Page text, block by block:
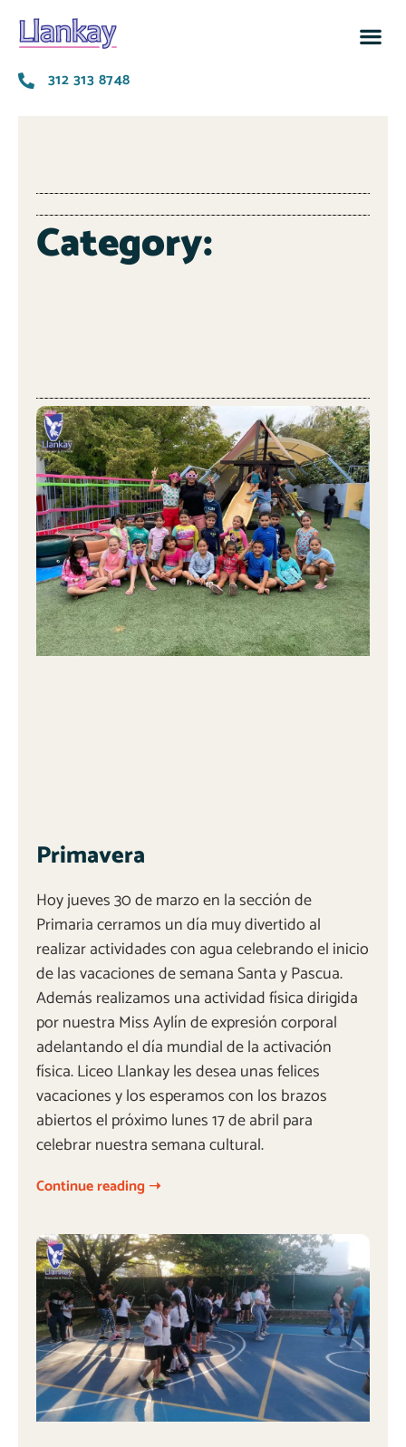
312 313 8748
Category:
Primavera
Hoy jueves 30 de marzo en la sección de
Primaria cerramos un día muy divertido al
realizar actividades con agua celebrando el inicio
de las vacaciones de semana Santa y Pascua.
Además realizamos una actividad física dirigida
por nuestra Miss Aylín de expresión corporal
adelantando el día mundial de la activación
física. Liceo Llankay les desea unas felices
vacaciones y los esperamos con los brazos
abiertos el próximo lunes 17 de abril para
celebrar nuestra semana cultural.
Continue reading ➝